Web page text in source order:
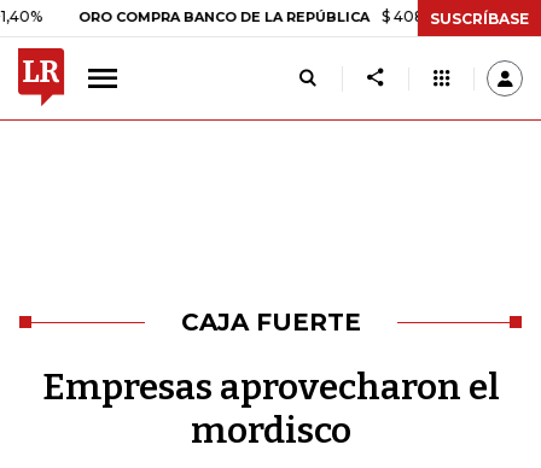
ORO COMPRA BANCO DE LA REPÚBLICA $ 408.498,97 +$ 8.753,81
SUSCRÍBASE
CAJA FUERTE
Empresas aprovecharon el
mordisco